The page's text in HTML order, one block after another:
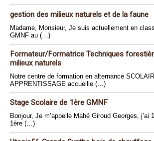
gestion des milieux naturels et de la faune
Madame, Monsieur, Je suis actuellement en
GMNF au (…)
Formateur/Formatrice Techniques
milieux naturels
Notre centre de formation en alternance
APPRENTISSAGE accueille (…)
Stage Scolaire de 1ère GMNF
Bonjour, Je m’appelle Mahé Giroud Georges, j’ai
1ère (…)